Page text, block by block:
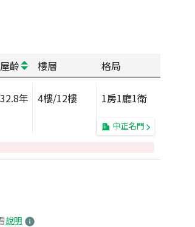
屋齡 樓層 格局
32.8年 4樓/12樓 1房1廳1衛
中正名門
說明